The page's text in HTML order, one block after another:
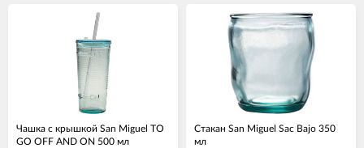
Чашка с крышкой San Miguel TO
GO OFF AND ON 500 мл
Стакан San Miguel Sac Bajo 350
мл